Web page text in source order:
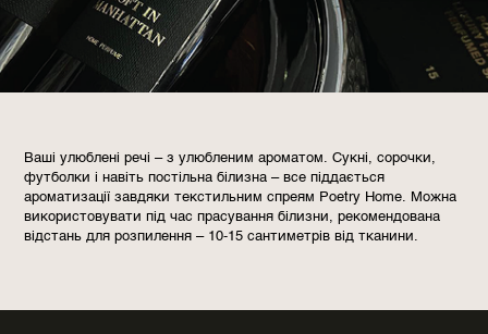
Ваші улюблені речі – з улюбленим ароматом. Сукні, сорочки,
футболки і навіть постільна білизна – все піддається
ароматизації завдяки текстильним спреям Poetry Home. Можна
використовувати під час прасування білизни, рекомендована
відстань для розпилення – 10-15 сантиметрів від тканини.